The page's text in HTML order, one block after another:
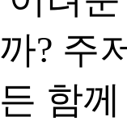
? 주
함